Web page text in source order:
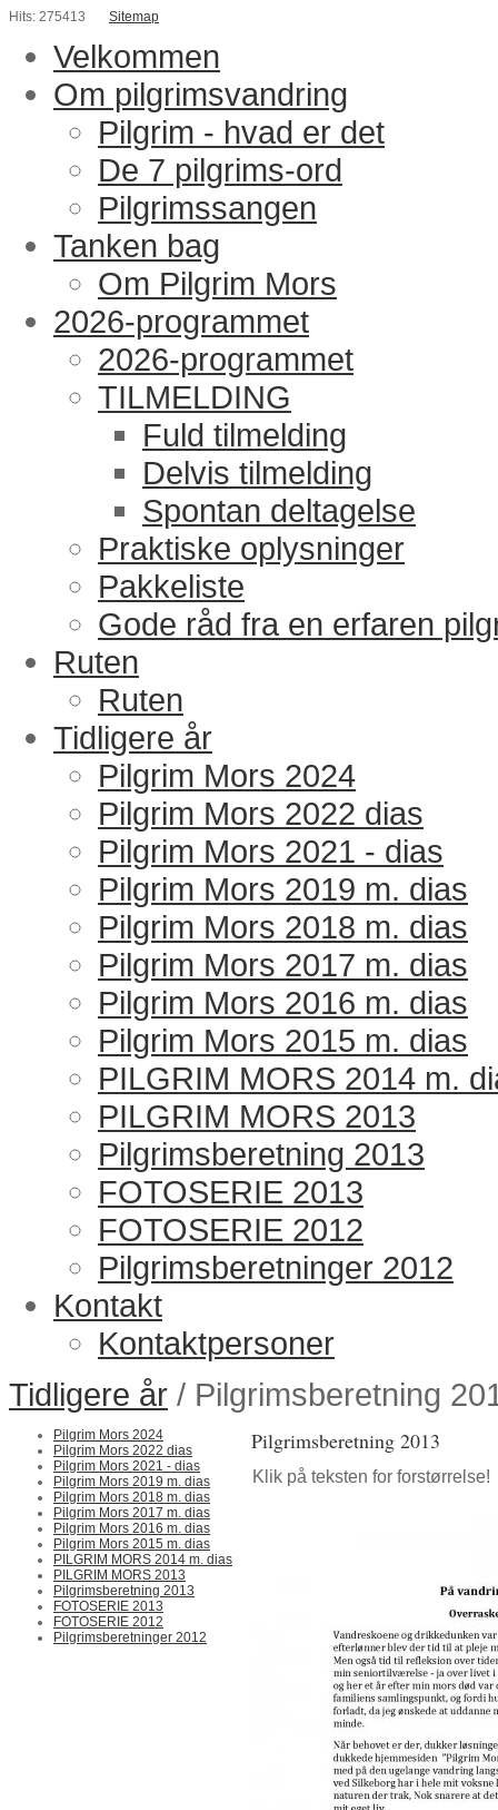
Hits: 275413 Sitemap
Velkommen
Om pilgrimsvandring
Pilgrim - hvad er det
De 7 pilgrims-ord
Pilgrimssangen
Tanken bag
Om Pilgrim Mors
2026-programmet
2026-programmet
TILMELDING
Fuld tilmelding
Delvis tilmelding
Spontan deltagelse
Praktiske oplysninger
Pakkeliste
Gode råd fra en erfaren
Ruten
Ruten
Tidligere år
Pilgrim Mors 2024
Pilgrim Mors 2022 dias
Pilgrim Mors 2021 - dias
Pilgrim Mors 2019 m. dias
Pilgrim Mors 2018 m. dias
Pilgrim Mors 2017 m. dias
Pilgrim Mors 2016 m. dias
Pilgrim Mors 2015 m. dias
PILGRIM MORS 2014 m.
PILGRIM MORS 2013
Pilgrimsberetning 2013
FOTOSERIE 2013
FOTOSERIE 2012
Pilgrimsberetninger 2012
Kontakt
Kontaktpersoner
Tidligere år / Pilgrimsberetning
Pilgrim Mors 2024
Pilgrim Mors 2022 dias
Pilgrim Mors 2021 - dias
Pilgrim Mors 2019 m. dias
Pilgrim Mors 2018 m. dias
Pilgrim Mors 2017 m. dias
Pilgrim Mors 2016 m. dias
Pilgrim Mors 2015 m. dias
PILGRIM MORS 2014 m. dias
PILGRIM MORS 2013
Pilgrimsberetning 2013
FOTOSERIE 2013
FOTOSERIE 2012
Pilgrimsberetninger 2012
Pilgrimsberetning 2013
Klik på teksten for forstørrelse!